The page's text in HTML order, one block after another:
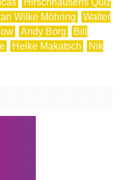
Hirschhausens Quiz
Wilke Möhring
Walter
Andy Borg
Bill
Heike Makatsch
Nik